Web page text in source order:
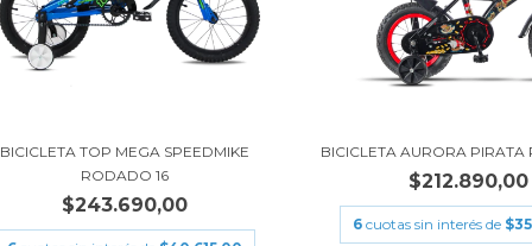
BICICLETA TOP MEGA SPEEDMIKE
RODADO 16
$243.690,00
BICICLETA AURORA PIRATA
$212.890,00
6 cuotas sin interés de